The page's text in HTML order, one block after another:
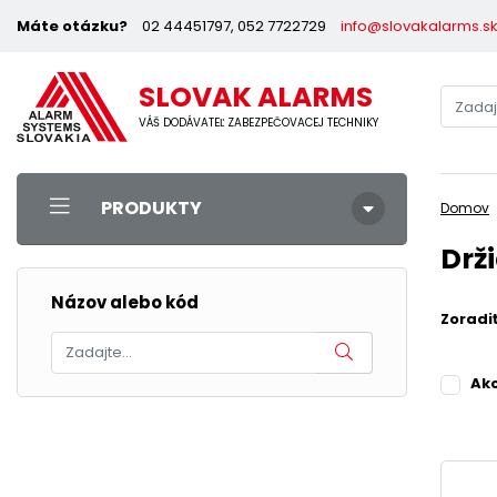
Máte otázku? 02 44451797, 052 7722729 info@slovakalarms.sk
SLOVAK ALARMS
VÁŠ DODÁVATEĽ ZABEZPEČOVACEJ TECHNIKY
PRODUKTY
Názov alebo kód
Domov